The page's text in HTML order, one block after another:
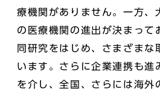
療機関がありません。一方、
の医療機関の進出が決まって
同研究をはじめ、さまざまな
います。さらに企業連携も進
を介し、全国、さらには海外